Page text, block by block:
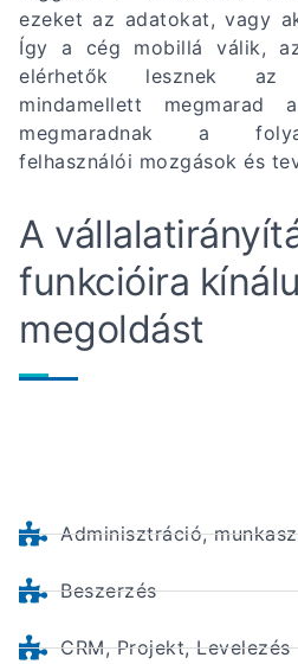
ezeket az adatokat, vagy
Így a cég mobillá válik,
elérhetők lesznek az
mindamellett
megmaradnak a
felhasználói mozgások és
A
funkcióira
megoldást
Adminisztráció,
Beszerzés
CRM, Projekt, Levelezés